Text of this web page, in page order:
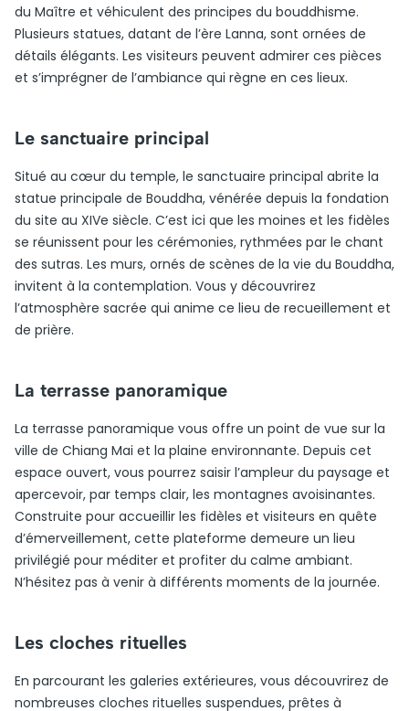
du Maître et véhiculent des principes du bouddhisme.
Plusieurs statues, datant de l’ère Lanna, sont ornées de
détails élégants. Les visiteurs peuvent admirer ces pièces
et s’imprégner de l’ambiance qui règne en ces lieux.
Le sanctuaire principal
Situé au cœur du temple, le sanctuaire principal abrite la
statue principale de Bouddha, vénérée depuis la fondation
du site au XIVe siècle. C’est ici que les moines et les fidèles
se réunissent pour les cérémonies, rythmées par le chant
des sutras. Les murs, ornés de scènes de la vie du Bouddha,
invitent à la contemplation. Vous y découvrirez
l’atmosphère sacrée qui anime ce lieu de recueillement et
de prière.
La terrasse panoramique
La terrasse panoramique vous offre un point de vue sur la
ville de Chiang Mai et la plaine environnante. Depuis cet
espace ouvert, vous pourrez saisir l’ampleur du paysage et
apercevoir, par temps clair, les montagnes avoisinantes.
Construite pour accueillir les fidèles et visiteurs en quête
d’émerveillement, cette plateforme demeure un lieu
privilégié pour méditer et profiter du calme ambiant.
N’hésitez pas à venir à différents moments de la journée.
Les cloches rituelles
En parcourant les galeries extérieures, vous découvrirez de
nombreuses cloches rituelles suspendues, prêtes à